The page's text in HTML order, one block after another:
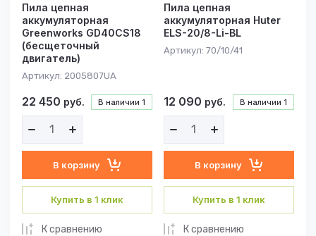
Пила цепная
аккумуляторная
Greenworks GD40CS18
(бесщеточный
двигатель)
Артикул: 2005807UA
В наличии 1
22 450 руб.
В корзину
Купить в 1 клик
К сравнению
Пила цепная
аккумуляторная Huter
ELS-20/8-Li-BL
Артикул: 70/10/41
В наличии 1
12 090 руб.
В корзину
Купить в 1 клик
К сравнению